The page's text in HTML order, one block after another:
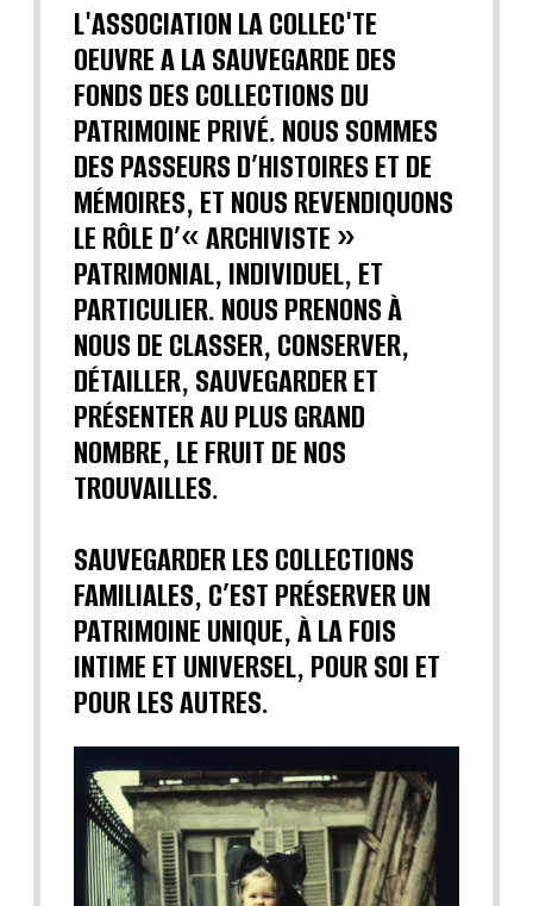
L'ASSOCIATION LA COLLEC'TE
OEUVRE A LA SAUVEGARDE DES
FONDS DES COLLECTIONS DU
PATRIMOINE PRIVÉ. NOUS SOMMES
DES PASSEURS D’HISTOIRES ET DE
MÉMOIRES, ET NOUS REVENDIQUONS
LE RÔLE D’« ARCHIVISTE »
PATRIMONIAL, INDIVIDUEL, ET
PARTICULIER. NOUS PRENONS À
NOUS DE CLASSER, CONSERVER,
DÉTAILLER, SAUVEGARDER ET
PRÉSENTER AU PLUS GRAND
NOMBRE, LE FRUIT DE NOS
TROUVAILLES.
SAUVEGARDER LES COLLECTIONS
FAMILIALES, C’EST PRÉSERVER UN
PATRIMOINE UNIQUE, À LA FOIS
INTIME ET UNIVERSEL, POUR SOI ET
POUR LES AUTRES.